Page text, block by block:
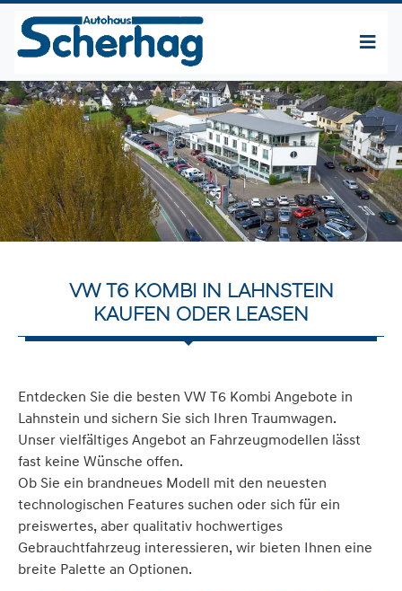
VW T6 KOMBI IN LAHNSTEIN
KAUFEN ODER LEASEN
Entdecken Sie die besten VW T6 Kombi Angebote in
Lahnstein und sichern Sie sich Ihren Traumwagen.
Unser vielfältiges Angebot an Fahrzeugmodellen lässt
fast keine Wünsche offen.
Ob Sie ein brandneues Modell mit den neuesten
technologischen Features suchen oder sich für ein
preiswertes, aber qualitativ hochwertiges
Gebrauchtfahrzeug interessieren, wir bieten Ihnen eine
breite Palette an Optionen.